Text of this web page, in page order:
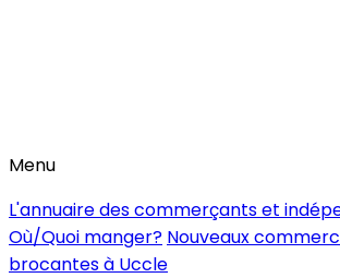
Menu
L'annuaire des commerçants et
Où/Quoi manger? Nouveaux
brocantes à Uccle